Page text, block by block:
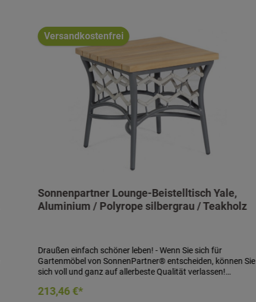
Versandkostenfrei
Sonnenpartner Lounge-Beistelltisch Yale,
Aluminium / Polyrope silbergrau / Teakholz
Draußen einfach schöner leben! - Wenn Sie sich für
Gartenmöbel von SonnenPartner® entscheiden, können Sie
sich voll und ganz auf allerbeste Qualität verlassen!
handwerklich meisterhafte, technisch perfekte und
213,46 €*